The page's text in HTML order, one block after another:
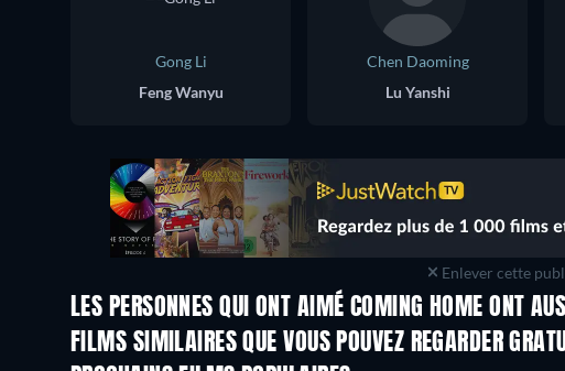
Gong Li
Feng Wanyu
Chen Daoming
Lu Yanshi
Enlever cette
LES PERSONNES QUI ONT AIMÉ COMING HOME ONT
FILMS SIMILAIRES QUE VOUS POUVEZ REGARDER